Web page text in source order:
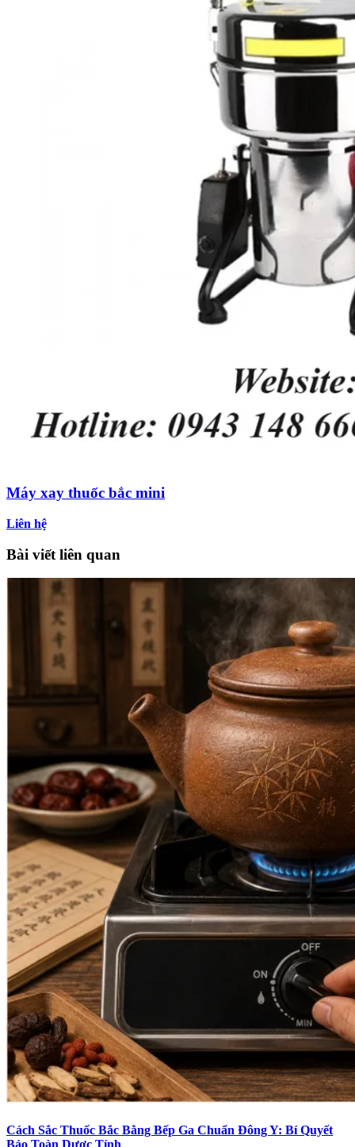
Máy xay thuốc bắc mini
Liên hệ
Bài viết liên quan
Cách Sắc Thuốc Bắc Bằng Bếp Ga Chuẩn Đông Y: Bí Quyết
Bảo Toàn Dược Tính